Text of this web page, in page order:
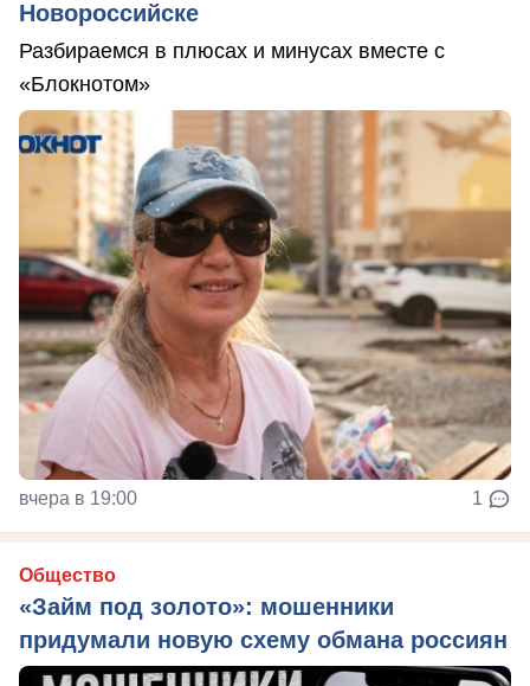
Новороссийске
Разбираемся в плюсах и минусах вместе с
«Блокнотом»
вчера в 19:00 1
Общество
«Займ под золото»: мошенники
придумали новую схему обмана россиян